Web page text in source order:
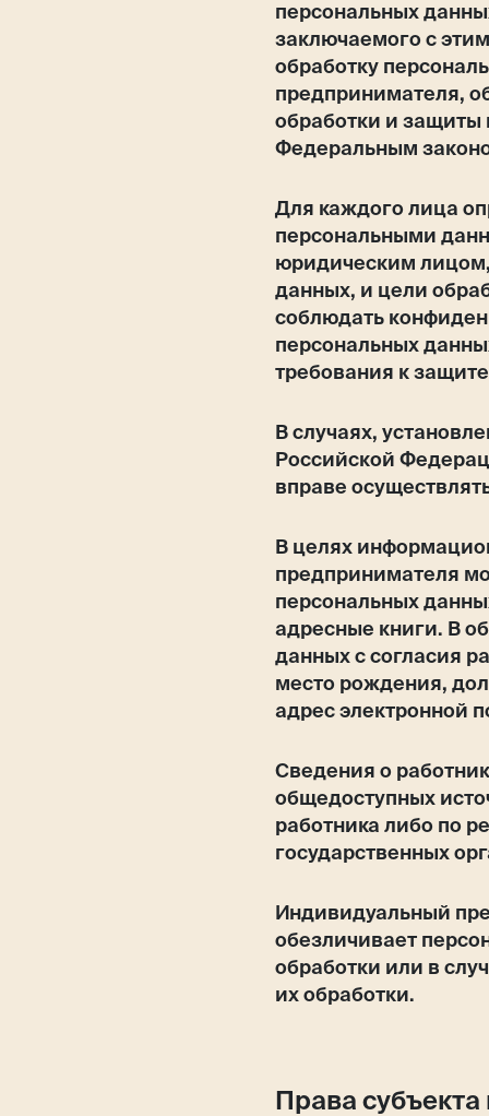
персональных
заключаемого с
обработку
предпринимателя,
обработки и защиты
Федеральным
Для каждого лица
персональными
юридическим
данных, и цели
соблюдать
персональных
требования к
В случаях,
Российской
вправе
В целях
предпринимателя
персональных
адресные книги. В
данных с согласия
место рождения,
адрес электронной
Сведения о
общедоступных
работника либо по
государственных
Индивидуальный
обезличивает
обработки или в
их обработки.
Права